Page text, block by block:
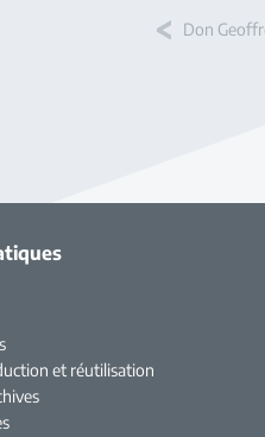
Don
et réutilisation